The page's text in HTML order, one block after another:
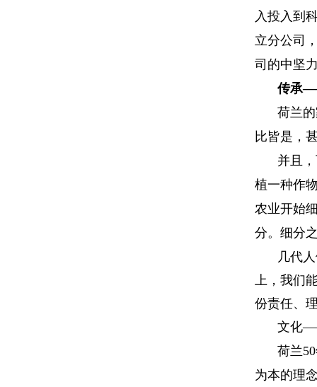
入投入到
立分公司
司的中坚
传承
荷兰
比皆是，
并且
植一种作
农业开始
分。细分
几代
上，我们
份责任、
文化
荷兰50
为本的理